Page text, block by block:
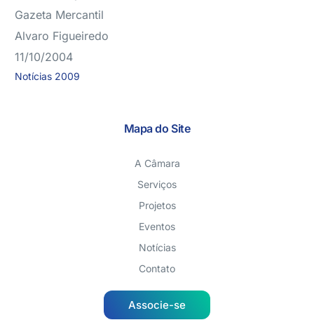
Gazeta Mercantil
Alvaro Figueiredo
11/10/2004
Notícias 2009
Mapa do Site
A Câmara
Serviços
Projetos
Eventos
Notícias
Contato
Associe-se